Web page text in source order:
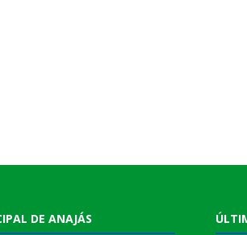
DE ANAJÁS